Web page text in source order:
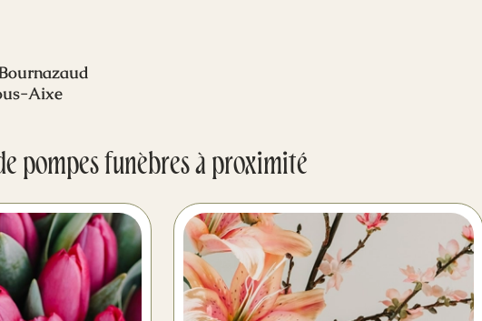
Aixe
pompes funèbres à proximité